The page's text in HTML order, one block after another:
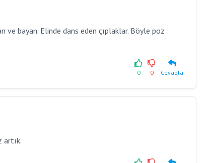
ve bayan. Elinde dans eden çıplaklar. Böyle poz
0 0 Cevapla
artık.